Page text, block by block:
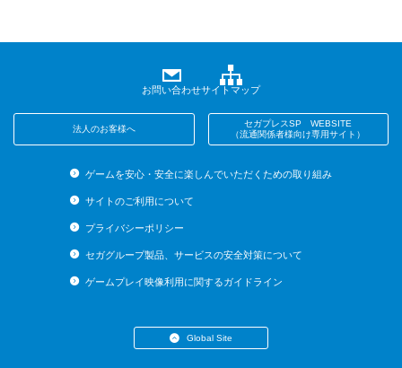
お問い合わせサイトマップ
法人のお客様へ
セガプレスSP WEBSITE
（流通関係者様向け専用サイト）
ゲームを安心・安全に楽しんでいただくための取り組み
サイトのご利用について
プライバシーポリシー
セガグループ製品、サービスの安全対策について
ゲームプレイ映像利用に関するガイドライン
Global Site
・English (US)